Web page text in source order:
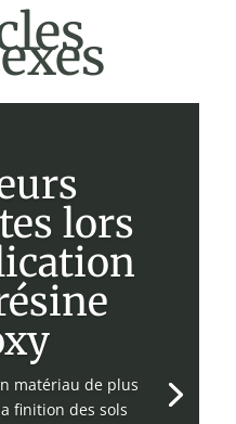
lors
matériau de plus
finition des sols